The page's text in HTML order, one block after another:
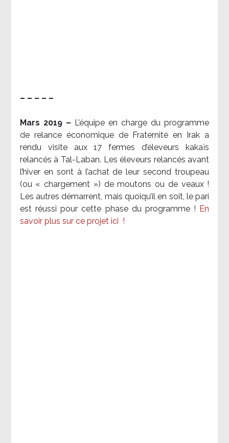
– – – – –
Mars 2019 – L’équipe en charge du programme
de relance économique de Fraternité en Irak a
rendu visite aux 17 fermes d’éleveurs kakaïs
relancés à Tal-Laban. Les éleveurs relancés avant
l’hiver en sont à l’achat de leur second troupeau
(ou « chargement ») de moutons ou de veaux !
Les autres démarrent, mais quoiqu’il en soit, le pari
est réussi pour cette phase du programme ! En
savoir plus sur ce projet ici !